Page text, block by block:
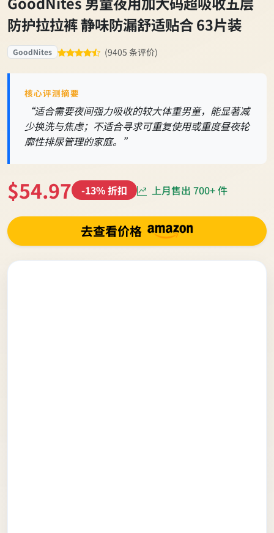
防护拉拉裤 静味防漏舒适贴合 63片装
GoodNites (9405 条评价)
核心评测摘要
“适合需要夜间强力吸收的较大体重男童，能显著减
少换洗与焦虑；不适合寻求可重复使用或重度昼夜轮
廓性排尿管理的家庭。”
$54.97 -13% 折扣 上月售出 700+ 件
去查看价格